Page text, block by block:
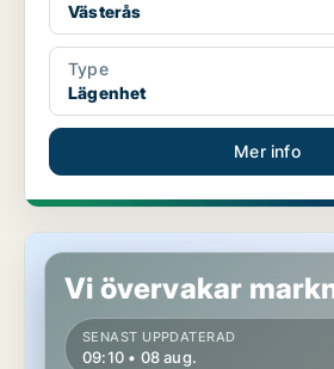
Västerås
Type
Lägenhet
Mer info
Lägenhet i Västerås
Vi övervakar
SENAST UPPDATERAD
09:10 • 08 aug.